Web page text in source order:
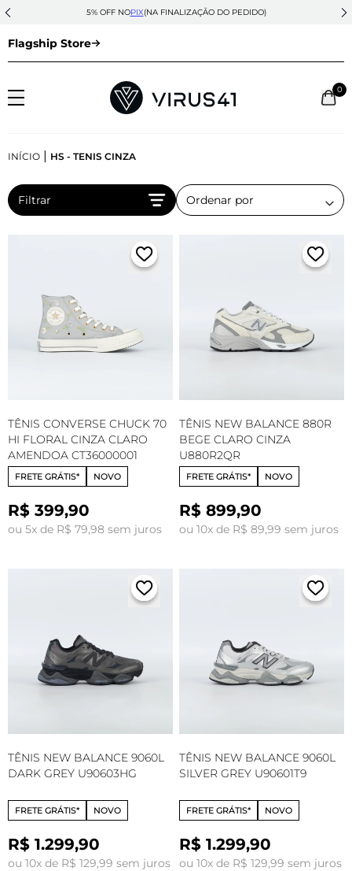
DESDE 2005 - 20 ANOS DE HISTÓRIA
Flagship Store
0
INÍCIO | HS - TENIS CINZA
Filtrar
TÊNIS CONVERSE CHUCK 70
HI FLORAL CINZA CLARO
AMENDOA CT36000001
FRETE GRÁTIS* NOVO
R$ 399,90
ou 5x de R$ 79,98 sem juros
TÊNIS NEW BALANCE 880R
BEGE CLARO CINZA
U880R2QR
FRETE GRÁTIS* NOVO
R$ 899,90
ou 10x de R$ 89,99 sem juros
TÊNIS NEW BALANCE 9060L
DARK GREY U90603HG
FRETE GRÁTIS* NOVO
R$ 1.299,90
ou 10x de R$ 129,99 sem juros
TÊNIS NEW BALANCE 9060L
SILVER GREY U90601T9
FRETE GRÁTIS* NOVO
R$ 1.299,90
ou 10x de R$ 129,99 sem juros